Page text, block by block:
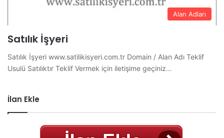
Alan Adları
Satılık İşyeri
Satılık İşyeri www.satilikisyeri.com.tr Domain / Alan Adı Teklif
Usulü Satılıktır Teklif Vermek için iletişime geçiniz…
İlan Ekle